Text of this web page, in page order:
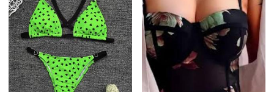
330 грн 5
Купальник жіночий розмір s
300 грн 44
Корсетный базовый топ на